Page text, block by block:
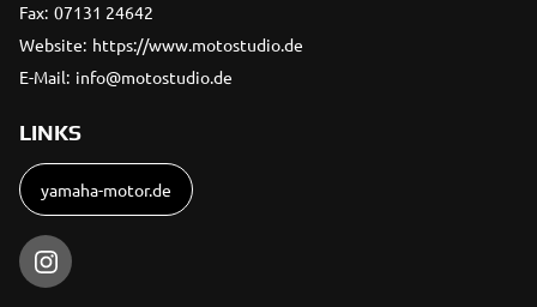
Fax: 07131 24642
Website: https://www.motostudio.de
E-Mail: info@motostudio.de
LINKS
yamaha-motor.de